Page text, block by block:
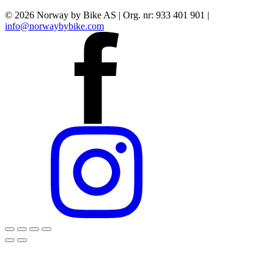
© 2026 Norway by Bike AS | Org. nr: 933 401 901 |
info@norwaybybike.com